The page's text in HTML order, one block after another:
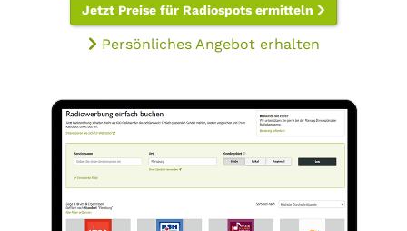
Jetzt Preise für Radiospots ermitteln
Persönliches Angebot erhalten